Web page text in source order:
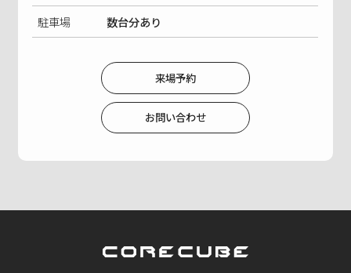
駐車場
数台分あり
来場予約
お問い合わせ